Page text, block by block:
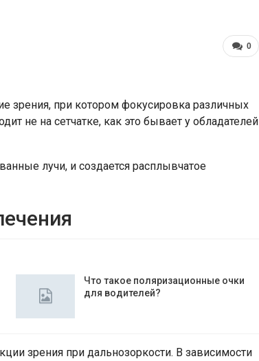
0
зрения, при котором фокусировка различных
не на сетчатке, как это бывает у обладателей
лучи, и создается расплывчатое
Что такое поляризационные очки
для водителей?
зрения при дальнозоркости. В зависимости